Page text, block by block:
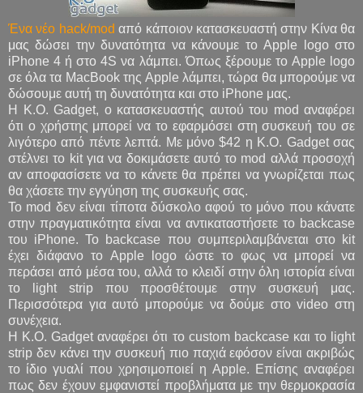
Ένα νέο hack/mod από κάποιον κατασκευαστή στην Κίνα θα
μας δώσει την δυνατότητα να κάνουμε το Apple logo στο
iPhone 4 ή στο 4S να λάμπει. Όπως ξέρουμε το Apple logo
σε όλα τα MacBook της Apple λάμπει, τώρα θα μπορούμε να
δώσουμε αυτή τη δυνατότητα και στο iPhone μας.
Η K.O. Gadget, ο κατασκευαστής αυτού του mod αναφέρει
ότι ο χρήστης μπορεί να το εφαρμόσει στη συσκευή του σε
λιγότερο από πέντε λεπτά. Με μόνο $42 η K.O. Gadget σας
στέλνει το kit για να δοκιμάσετε αυτό το mod αλλά προσοχή
αν αποφασίσετε να το κάνετε θα πρέπει να γνωρίζεται πως
θα χάσετε την εγγύηση της συσκευής σας.
Το mod δεν είναι τίποτα δύσκολο αφού το μόνο που κάνατε
στην πραγματικότητα είναι να αντικαταστήσετε το backcase
του iPhone. Το backcase που συμπεριλαμβάνεται στο kit
έχει διάφανο το Apple logo ώστε το φως να μπορεί να
περάσει από μέσα του, αλλά το κλειδί στην όλη ιστορία είναι
το light strip που προσθέτουμε στην συσκευή μας.
Περισσότερα για αυτό μπορούμε να δούμε στο video στη
συνέχεια.
Η K.O. Gadget αναφέρει ότι το custom backcase και το light
strip δεν κάνει την συσκευή πιο παχιά εφόσον είναι ακριβώς
το ίδιο γυαλί που χρησιμοποιεί η Apple. Επίσης αναφέρει
πως δεν έχουν εμφανιστεί προβλήματα με την θερμοκρασία